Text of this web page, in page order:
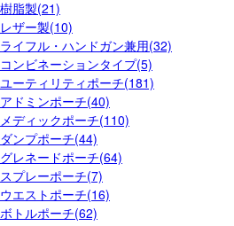
樹脂製(21)
レザー製(10)
ライフル・ハンドガン兼用(32)
コンビネーションタイプ(5)
ユーティリティポーチ(181)
アドミンポーチ(40)
メディックポーチ(110)
ダンプポーチ(44)
グレネードポーチ(64)
スプレーポーチ(7)
ウエストポーチ(16)
ボトルポーチ(62)